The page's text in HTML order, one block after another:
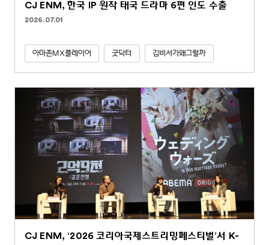
CJ ENM, 한국 IP 원작 태국 드라마 6편 인도 수출
2026.07.01
아마존MX플레이어 굿닥터 김비서가왜그럴까
CJ ENM, ‘2026 코리아국제스트리밍페스티벌’서 K-